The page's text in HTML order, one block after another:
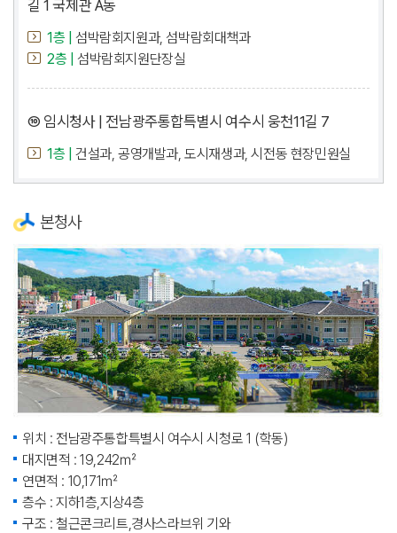
길 1 국제관 A동
1층 |
섬박람회지원과, 섬박람회대책과
2층 |
섬박람회지원단장실
⑩ 임시청사 | 전남광주통합특별시 여수시 웅천11길 7
1층 | 건설과, 공영개발과, 도시재생과, 시전동 현장민원실
본청사
위치 : 전남광주통합특별시 여수시 시청로 1 (학동)
대지면적 : 19,242㎡
연면적 : 10,171㎡
층수 : 지하1층,지상4층
구조 : 철근콘크리트,경사스라브위 기와